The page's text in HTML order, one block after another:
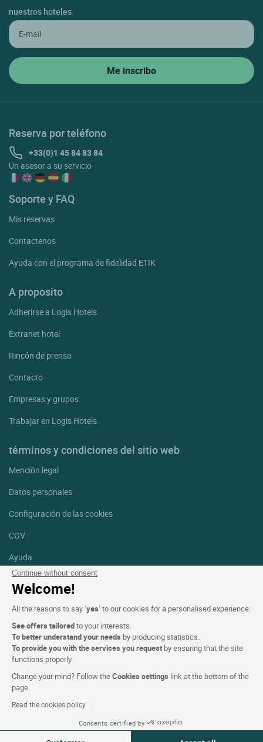
Continue without consent
Welcome!
All the reasons to say ‘yes’ to our cookies for a personalised experience:
See offers tailoredto your interests.
To better understand your needs by producing statistics.
To provide you with the services you request by ensuring that the site
functions properly.
Change your mind? Follow theCookies settings link at the bottom of the
page.
Read the cookies policy
Consents certified by
nuestros hoteles.
Reserva por teléfono
+33(0)1 45 84 83 84
Un asesor a su servicio
Soporte y FAQ
Mis reservas
Contactenos
Ayuda con el programa de fidelidad ETIK
A proposito
Adherirse a Logis Hotels
Extranet hotel
Rincón de prensa
Contacto
Empresas y grupos
Trabajar en Logis Hotels
términos y condiciones del sitio web
Mención legal
Datos personales
Configuración de las cookies
CGV
Ayuda
Mapa del sitio
fotografías
Síguenos
Facebook
Instagram
Linkedin